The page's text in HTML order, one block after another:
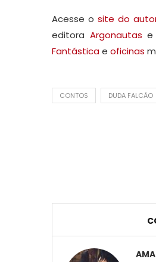
Acesse osite do
editora Argonautas e
Fantásticae oficinas
CONTOS DUDA FALCÃO